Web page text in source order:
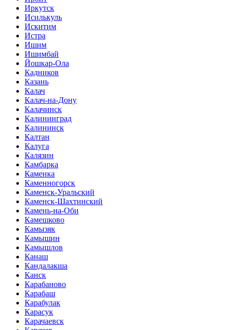
Иркутск
Исилькуль
Искитим
Истра
Ишим
Ишимбай
Йошкар-Ола
Кадников
Казань
Калач
Калач-на-Дону
Калачинск
Калининград
Калининск
Калтан
Калуга
Калязин
Камбарка
Каменка
Каменногорск
Каменск-Уральский
Каменск-Шахтинский
Камень-на-Оби
Камешково
Камызяк
Камышин
Камышлов
Канаш
Кандалакша
Канск
Карабаново
Карабаш
Карабулак
Карасук
Карачаевск